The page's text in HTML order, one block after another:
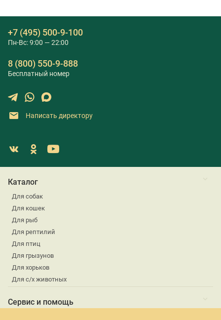
+7 (495) 500-9-100
Пн-Вс: 9:00 — 22:00
8 (800) 550-9-888
Бесплатный номер
Написать директору
Каталог
Для собак
Для кошек
Для рыб
Для рептилий
Для птиц
Для грызунов
Для хорьков
Для с/х животных
Сервис и помощь